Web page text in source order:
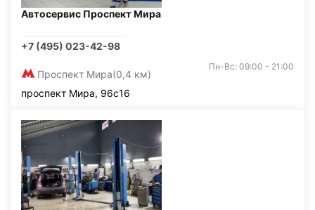
Автосервис Проспект Мира
+7 (495) 023-42-98
Проспект Мира(0,4 км)
Пн-Вс: 09:00 - 21:00
проспект Мира, 96с16